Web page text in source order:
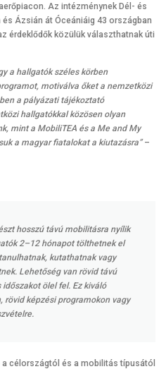
Az intézménynek Dél- és
Ázsián át Óceániáig 43 országban
érdeklődők közülük választhatnak úti
a hallgatók széles körben
motiválva őket a nemzetközi
a pályázati tájékoztató
hallgatókkal közösen olyan
mint a MobiliTEA és a Me and My
a magyar fiatalokat a kiutazásra”–
hosszú távú mobilitásra nyílik
2–12 hónapot tölthetnek el
kutathatnak vagy
Lehetőség van rövid távú
ölel fel. Ez kiváló
rövid képzési programokon vagy
célországtól és a mobilitás típusától